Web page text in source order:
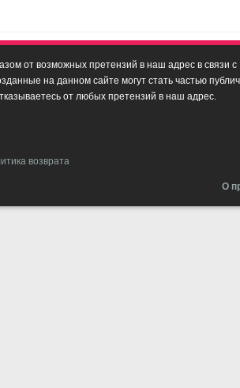
от возможных претензий в наш адрес в связи с
на данном сайте могут стать частью
от любых претензий в наш адрес.
возврата
О